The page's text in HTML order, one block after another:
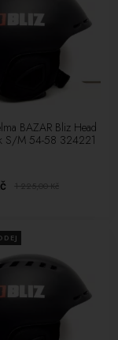
BAZAR Bliz Head
S/M 54-58 324221
1 225,00Kč